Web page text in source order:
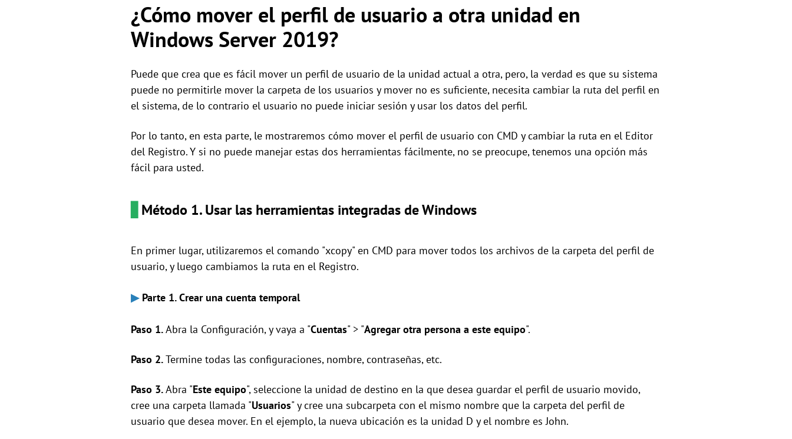
¿Cómo mover el perfil de usuario a otra unidad en
Windows Server 2019?
Puede que crea que es fácil mover un perfil de usuario de la unidad actual a otra, pero, la verdad es que su sistema
puede no permitirle mover la carpeta de los usuarios y mover no es suficiente, necesita cambiar la ruta del perfil en
el sistema, de lo contrario el usuario no puede iniciar sesión y usar los datos del perfil.
Por lo tanto, en esta parte, le mostraremos cómo mover el perfil de usuario con CMD y cambiar la ruta en el Editor
del Registro. Y si no puede manejar estas dos herramientas fácilmente, no se preocupe, tenemos una opción más
fácil para usted.
Método 1. Usar las herramientas integradas de Windows
En primer lugar, utilizaremos el comando "xcopy" en CMD para mover todos los archivos de la carpeta del perfil de
usuario, y luego cambiamos la ruta en el Registro.
▶ Parte 1. Crear una cuenta temporal
Paso 1.Abra la Configuración, y vaya a "Cuentas" > "Agregar otra persona a este equipo".
Paso 2.Termine todas las configuraciones, nombre, contraseñas, etc.
Paso 3.Abra "Este equipo", seleccione la unidad de destino en la que desea guardar el perfil de usuario movido,
cree una carpeta llamada "Usuarios" y cree una subcarpeta con el mismo nombre que la carpeta del perfil de
usuario que desea mover. En el ejemplo, la nueva ubicación es la unidad D y el nombre es John.